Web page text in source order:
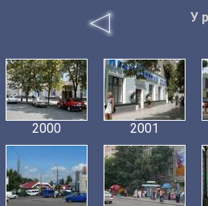
У
2000 2001